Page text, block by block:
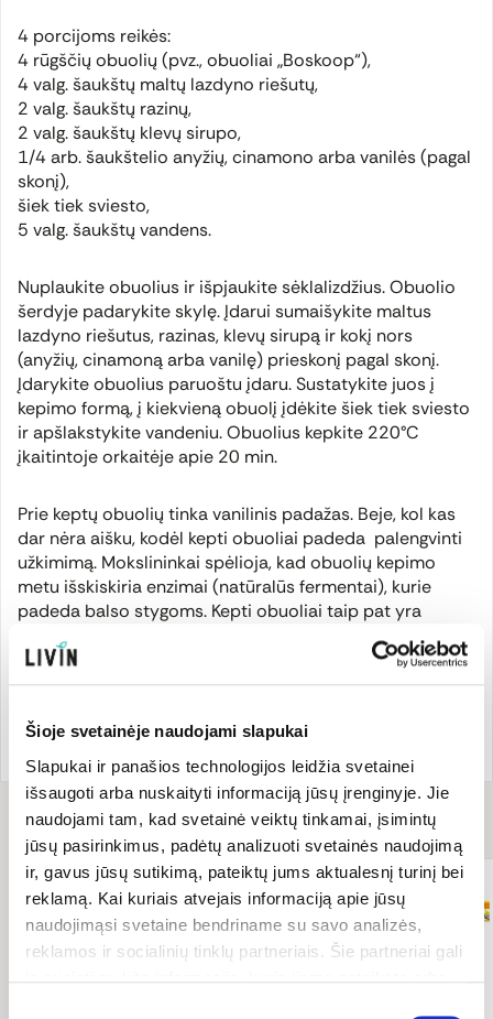
Šioje svetainėje naudojami slapukai
Slapukai ir panašios technologijos leidžia svetainei
išsaugoti arba nuskaityti informaciją jūsų įrenginyje. Jie
naudojami tam, kad svetainė veiktų tinkamai, įsimintų
jūsų pasirinkimus, padėtų analizuoti svetainės naudojimą
ir, gavus jūsų sutikimą, pateiktų jums aktualesnį turinį bei
reklamą. Kai kuriais atvejais informaciją apie jūsų
naudojimąsi svetaine bendriname su savo analizės,
reklamos ir socialinių tinklų partneriais. Šie partneriai gali
4 porcijoms reikės:
4 rūgščių obuolių (pvz., obuoliai „Boskoop“),
4 valg. šaukštų maltų lazdyno riešutų,
2 valg. šaukštų razinų,
2 valg. šaukštų klevų sirupo,
1/4 arb. šaukštelio anyžių, cinamono arba vanilės (pagal
skonį),
šiek tiek sviesto,
5 valg. šaukštų vandens.
Nuplaukite obuolius ir išpjaukite sėklalizdžius. Obuolio
šerdyje padarykite skylę. Įdarui sumaišykite maltus
lazdyno riešutus, razinas, klevų sirupą ir kokį nors
(anyžių, cinamoną arba vanilę) prieskonį pagal skonį.
Įdarykite obuolius paruoštu įdaru. Sustatykite juos į
kepimo formą, į kiekvieną obuolį įdėkite šiek tiek sviesto
ir apšlakstykite vandeniu. Obuolius kepkite 220°C
įkaitintoje orkaitėje apie 20 min.
Prie keptų obuolių tinka vanilinis padažas. Beje, kol kas
dar nėra aišku, kodėl kepti obuoliai padeda palengvinti
užkimimą. Mokslininkai spėlioja, kad obuolių kepimo
metu išskiskiria enzimai (natūralūs fermentai), kurie
padeda balso stygoms. Kepti obuoliai taip pat yra
geresnis vaistas nuo peršalimo nei karštas pienas su
medumi, kuris gali sukelti gleivių susidarymą ant
kvėpavimo takų.
Recepto ir nuotraukos šaltinis: gesundheitswissen.de
Receptui reikės
T